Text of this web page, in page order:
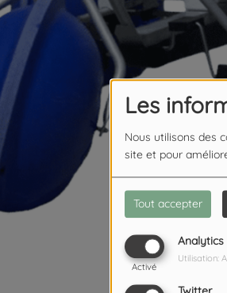
Les
Nous utilisons des
site et pour
Tout accepter
Analytics
Activé
Utilisation: